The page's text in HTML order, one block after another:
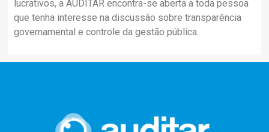
lucrativos, a AUDITAR encontra-se aberta a toda pessoa
que tenha interesse na discussão sobre transparência
governamental e controle da gestão pública.